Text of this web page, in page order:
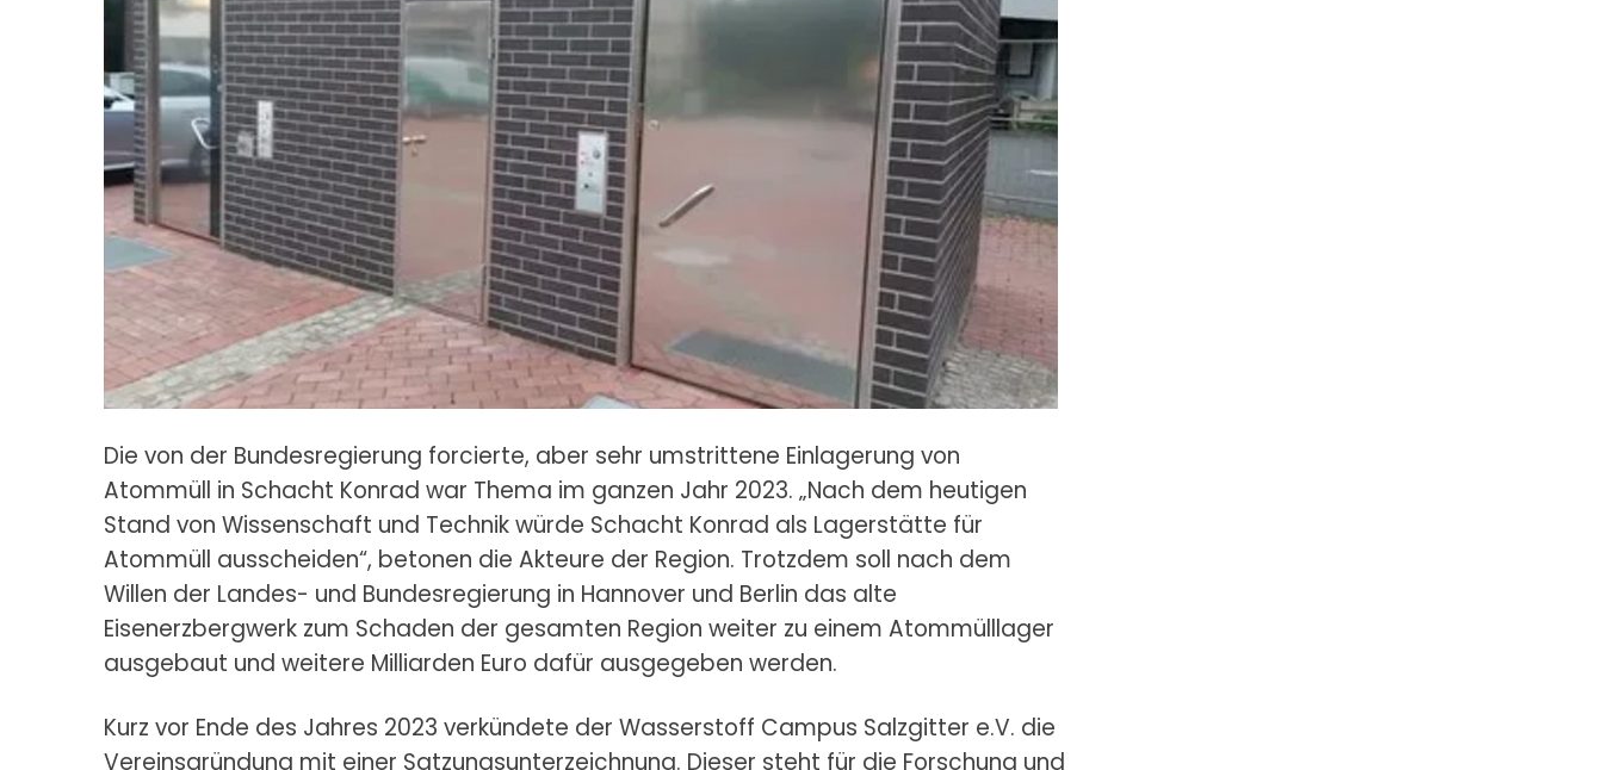
Die von der Bundesregierung forcierte, aber sehr umstrittene Einlagerung von
Atommüll in Schacht Konrad war Thema im ganzen Jahr 2023. „Nach dem heutigen
Stand von Wissenschaft und Technik würde Schacht Konrad als Lagerstätte für
Atommüll ausscheiden“, betonen die Akteure der Region. Trotzdem soll nach dem
Willen der Landes- und Bundesregierung in Hannover und Berlin das alte
Eisenerzbergwerk zum Schaden der gesamten Region weiter zu einem Atommülllager
ausgebaut und weitere Milliarden Euro dafür ausgegeben werden.
Kurz vor Ende des Jahres 2023 verkündete der Wasserstoff Campus Salzgitter e.V. die
Vereinsgründung mit einer Satzungsunterzeichnung. Dieser steht für die Forschung und